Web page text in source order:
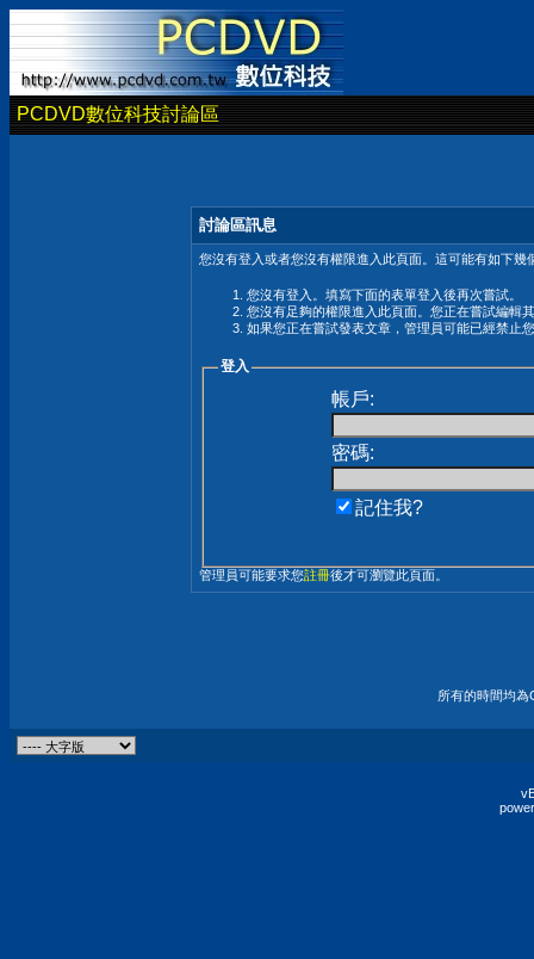
PCDVD數位科技討論區
討論區訊息
您沒有登入或者您沒有權限進入此頁面。這可能有如下幾
您沒有登入。填寫下面的表單登入後再次嘗試。
您沒有足夠的權限進入此頁面。您正在嘗試編輯
如果您正在嘗試發表文章，管理員可能已經禁止
登入
帳戶:
密碼:
記住我?
管理員可能要求您註冊後才可瀏覽此頁面。
所有的時間均為